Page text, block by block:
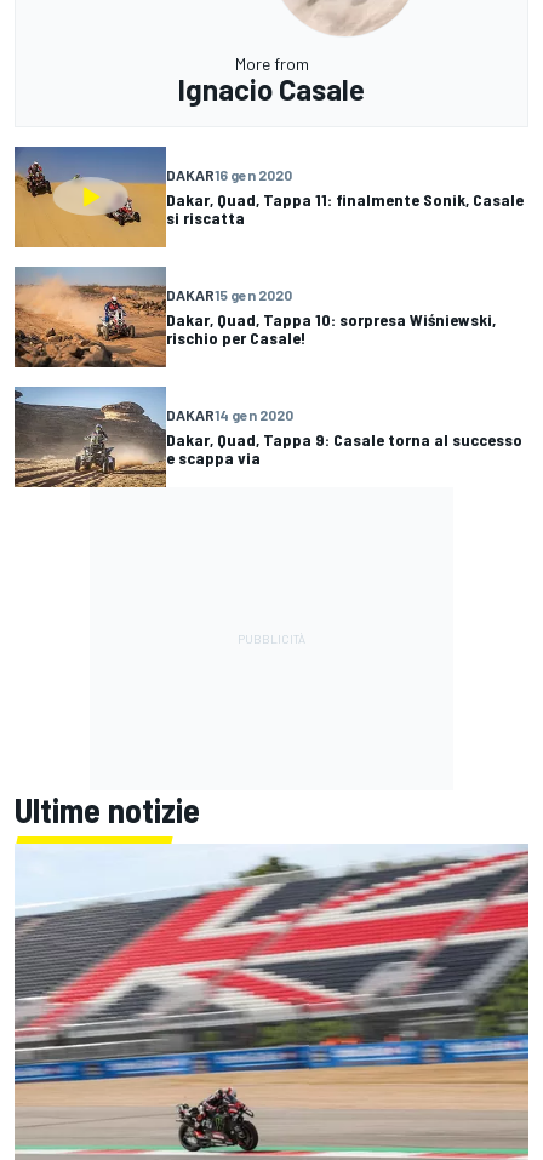
More from
Ignacio Casale
DAKAR16 gen 2020
Dakar, Quad, Tappa 11: finalmente Sonik, Casale
si riscatta
DAKAR15 gen 2020
Dakar, Quad, Tappa 10: sorpresa Wiśniewski,
rischio per Casale!
DAKAR14 gen 2020
Dakar, Quad, Tappa 9: Casale torna al successo
e scappa via
Ultime notizie